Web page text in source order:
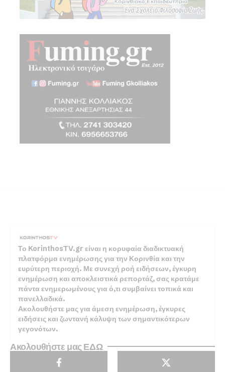
Το KorinthosTV.gr είναι η κορυφαία διαδικτυακή
πλατφόρμα ενημέρωσης για την Κορινθία και την
ευρύτερη περιοχή. Με συνεχή ροή ειδήσεων, έγκυρη
ενημέρωση και αποκλειστικά ρεπορτάζ, σας κρατάμε
πάντα ενημερωμένους για ό,τι συμβαίνει τοπικά και
πανελλαδικά.
Ακολουθήστε μας για άμεση ενημέρωση, έγκυρες
ειδήσεις και ζωντανή κάλυψη των σημαντικότερων
γεγονότων.
Ακολουθήστε μας ΕΔΩ